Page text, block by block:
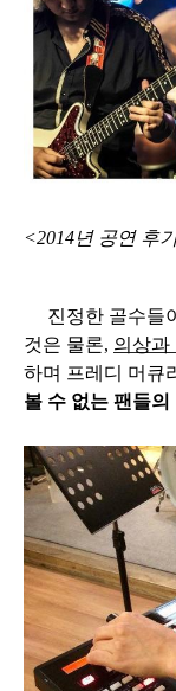
<2014년 공연 후
진정한 골수들
것은 물론, 의상과
하며 프레디 머큐
볼 수 없는 팬들